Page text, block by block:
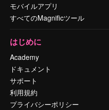
モバイルアプリ
すべてのMagnificツール
はじめに
Academy
ドキュメント
サポート
利用規約
プライバシーポリシー